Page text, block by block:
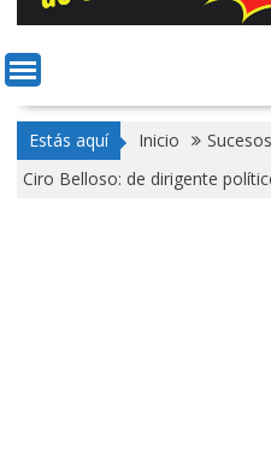
Estás aquí Inicio
Sucesos
Ciro Belloso: de dirigente